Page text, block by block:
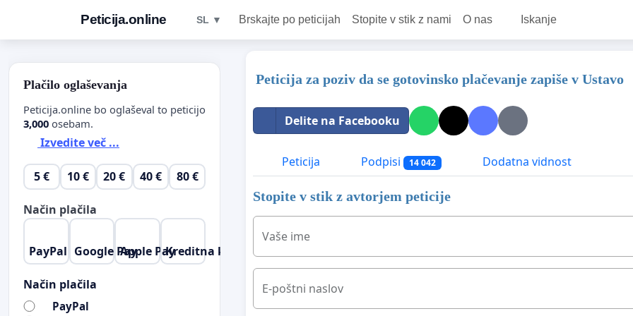
Peticija.online SL ▼ Brskajte po peticijah Stopite v stik z nami O nas Iskanje
Peticija za poziv da se gotovinsko plačevanje zapiše v Ustavo
Delite na Facebooku
Peticija Podpisi 14 042 Dodatna vidnost
Stopite v stik z avtorjem peticije
Vaše ime
E-poštni naslov
Plačilo oglaševanja
Peticija.online bo oglaševal to peticijo
3,000 osebam.
Izvedite več ...
5 € 10 € 20 € 40 € 80 €
Način plačila
PayPal Google PayApple PayKreditna kartica
Način plačila
PayPal